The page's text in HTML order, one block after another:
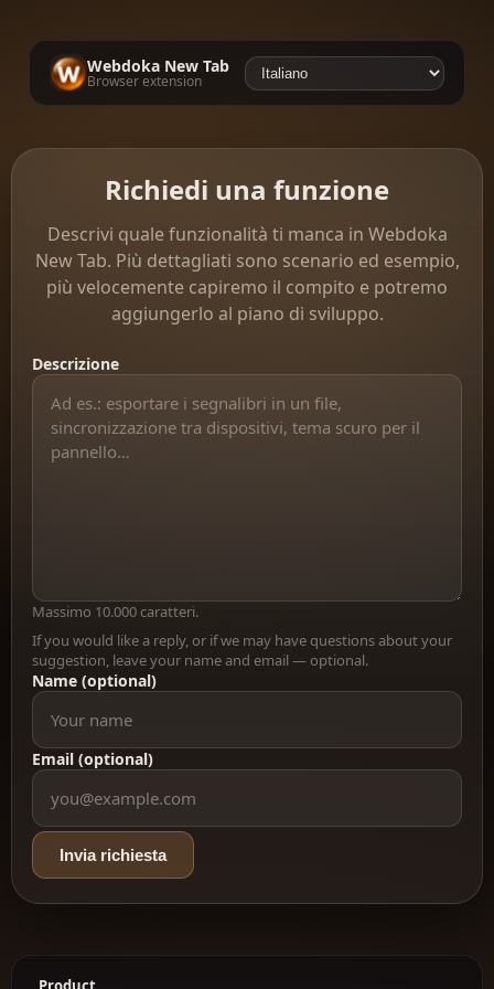
Webdoka New Tab
Browser extension
Richiedi una funzione
Descrivi quale funzionalità ti manca in Webdoka
New Tab. Più dettagliati sono scenario ed esempio,
più velocemente capiremo il compito e potremo
aggiungerlo al piano di sviluppo.
Descrizione
Massimo 10.000 caratteri.
If you would like a reply, or if we may have questions about your
suggestion, leave your name and email — optional.
Name (optional)
Email (optional)
Invia richiesta